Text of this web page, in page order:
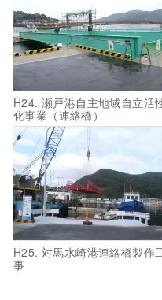
H24. 瀬戸港自主地域自立活
化事業（連絡橋）
H25. 対馬水崎港連絡橋製作
事